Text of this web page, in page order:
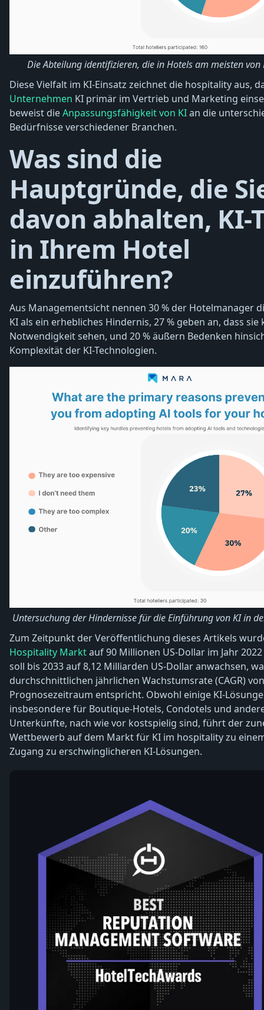
Die Abteilung identifizieren, die in Hotels am meisten
Diese Vielfalt im KI-Einsatz zeichnet die hospitality aus,
Unternehmen KI primär im Vertrieb und Marketing
beweist dieAnpassungsfähigkeit von KIan die
Bedürfnisse verschiedener Branchen.
Was sind die
Hauptgründe, die
davon abhalten, KI-
in Ihrem Hotel
einzuführen?
Aus Managementsicht nennen 30 % der Hotelmanager
KI als ein erhebliches Hindernis, 27 % geben an, dass sie
Notwendigkeit sehen, und 20 % äußern Bedenken
Komplexität der KI-Technologien.
Untersuchung der Hindernisse für die Einführung von KI in
Zum Zeitpunkt der Veröffentlichung dieses Artikels
Hospitality Marktauf 90 Millionen US-Dollar im Jahr
soll bis 2033 auf 8,12 Milliarden US-Dollar anwachsen,
durchschnittlichen jährlichen Wachstumsrate (CAGR)
Prognosezeitraum entspricht. Obwohl einige KI-
insbesondere für Boutique-Hotels, Condotels und
Unterkünfte, nach wie vor kostspielig sind, führt der
Wettbewerb auf dem Markt für KI im hospitality zu
Zugang zu erschwinglicheren KI-Lösungen.